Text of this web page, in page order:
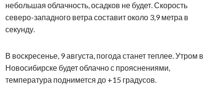
небольшая облачность, осадков не будет. Скорость
северо-западного ветра составит около 3,9 метра в
секунду.
В воскресенье, 9 августа, погода станет теплее. Утром в
Новосибирске будет облачно с прояснениями,
температура поднимется до +15 градусов.